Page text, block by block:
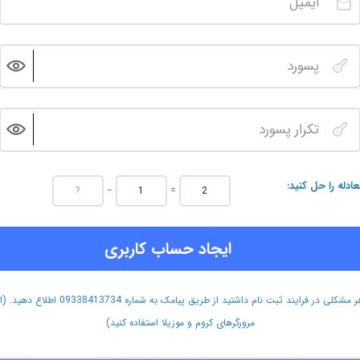
را حل کنید − =
ایجاد حساب کاربری
هر مشکلی در فرایند ثبت نام داشتید از طریق پیامک به شماره 09338413734 اطلاع
مرورگرهای کروم و موزیلا استفاده کنید)